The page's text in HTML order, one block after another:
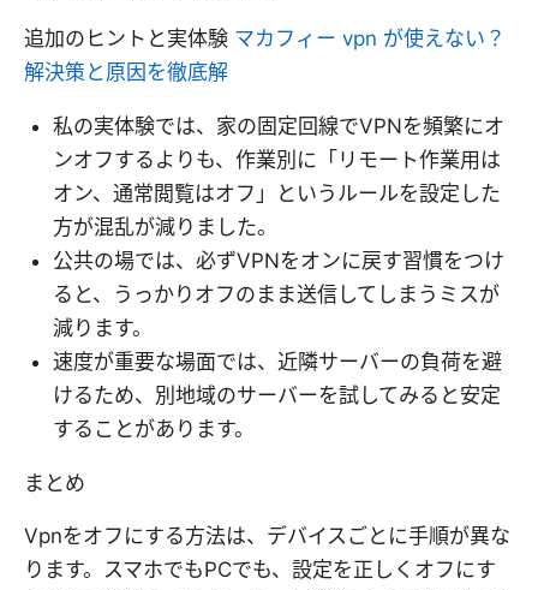
追加のヒントと実体験 マカフィー vpn が使えない？
解決策と原因を徹底解
私の実体験では、家の固定回線でVPNを頻繁にオ
ンオフするよりも、作業別に「リモート作業用は
オン、通常閲覧はオフ」というルールを設定した
方が混乱が減りました。
公共の場では、必ずVPNをオンに戻す習慣をつけ
ると、うっかりオフのまま送信してしまうミスが
減ります。
速度が重要な場面では、近隣サーバーの負荷を避
けるため、別地域のサーバーを試してみると安定
することがあります。
まとめ
Vpnをオフにする方法は、デバイスごとに手順が異な
ります。スマホでもPCでも、設定を正しくオフにす